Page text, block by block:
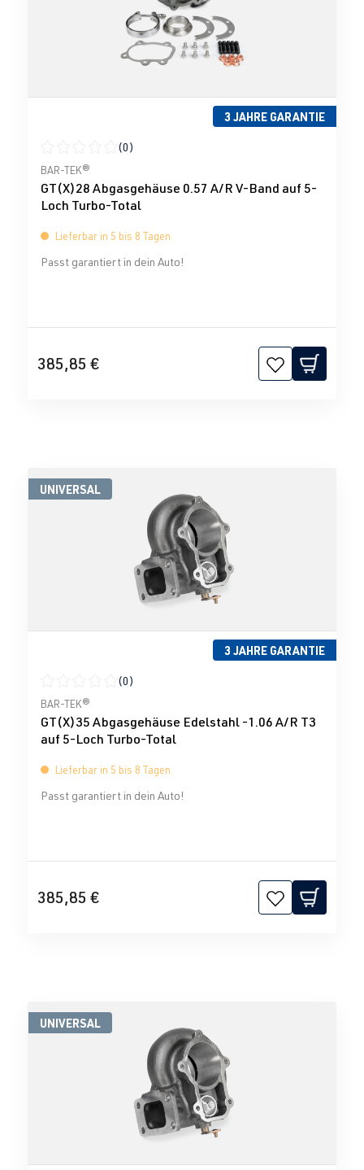
3 JAHRE GARANTIE
Durchschnittliche Bewertung von 0 von 5 Sternen
(0)
BAR-TEK®
GT(X)28 Abgasgehäuse 0.57 A/R V-Band auf 5-
Loch Turbo-Total
Lieferbar in 5 bis 8 Tagen
Passt garantiert in dein Auto!
385,85 €
UNIVERSAL
3 JAHRE GARANTIE
Durchschnittliche Bewertung von 0 von 5 Sternen
(0)
BAR-TEK®
GT(X)35 Abgasgehäuse Edelstahl -1.06 A/R T3
auf 5-Loch Turbo-Total
Lieferbar in 5 bis 8 Tagen
Passt garantiert in dein Auto!
385,85 €
UNIVERSAL